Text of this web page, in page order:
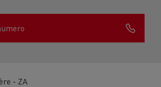
- ZA